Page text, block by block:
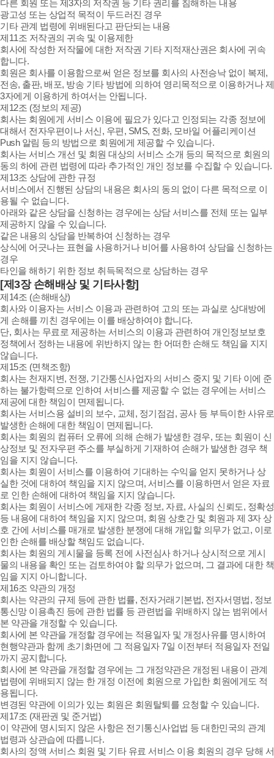
다른 회원 또는 제3자의 저작권 등 기타 권리를 침해하는 내용
광고성 또는 상업적 목적이 두드러진 경우
기타 관계 법령에 위배된다고 판단되는 내용
제11조 저작권의 귀속 및 이용제한
회사에 작성한 저작물에 대한 저작권 기타 지적재산권은 회사에 귀속
합니다.
회원은 회사를 이용함으로써 얻은 정보를 회사의 사전승낙 없이 복제,
전송, 출판, 배포, 방송 기타 방법에 의하여 영리목적으로 이용하거나 제
3자에게 이용하게 하여서는 안됩니다.
제12조 (정보의 제공)
회사는 회원에게 서비스 이용에 필요가 있다고 인정되는 각종 정보에
대해서 전자우편이나 서신, 우편, SMS, 전화, 모바일 어플리케이션
Push 알림 등의 방법으로 회원에게 제공할 수 있습니다.
회사는 서비스 개선 및 회원 대상의 서비스 소개 등의 목적으로 회원의
동의 하에 관련 법령에 따라 추가적인 개인 정보를 수집할 수 있습니다.
제13조 상담에 관한 규정
서비스에서 진행된 상담의 내용은 회사의 동의 없이 다른 목적으로 이
용될 수 없습니다.
아래와 같은 상담을 신청하는 경우에는 상담 서비스를 전체 또는 일부
제공하지 않을 수 있습니다.
같은 내용의 상담을 반복하여 신청하는 경우
상식에 어긋나는 표현을 사용하거나 비어를 사용하여 상담을 신청하는
경우
타인을 해하기 위한 정보 취득목적으로 상담하는 경우
[제3장 손해배상 및 기타사항]
제14조 (손해배상)
회사와 이용자는 서비스 이용과 관련하여 고의 또는 과실로 상대방에
게 손해를 끼친 경우에는 이를 배상하여야 합니다.
단, 회사는 무료로 제공하는 서비스의 이용과 관련하여 개인정보보호
정책에서 정하는 내용에 위반하지 않는 한 어떠한 손해도 책임을 지지
않습니다.
제15조 (면책조항)
회사는 천재지변, 전쟁, 기간통신사업자의 서비스 중지 및 기타 이에 준
하는 불가항력으로 인하여 서비스를 제공할 수 없는 경우에는 서비스
제공에 대한 책임이 면제됩니다.
회사는 서비스용 설비의 보수, 교체, 정기점검, 공사 등 부득이한 사유로
발생한 손해에 대한 책임이 면제됩니다.
회사는 회원의 컴퓨터 오류에 의해 손해가 발생한 경우, 또는 회원이 신
상정보 및 전자우편 주소를 부실하게 기재하여 손해가 발생한 경우 책
임을 지지 않습니다.
회사는 회원이 서비스를 이용하여 기대하는 수익을 얻지 못하거나 상
실한 것에 대하여 책임을 지지 않으며, 서비스를 이용하면서 얻은 자료
로 인한 손해에 대하여 책임을 지지 않습니다.
회사는 회원이 서비스에 게재한 각종 정보, 자료, 사실의 신뢰도, 정확성
등 내용에 대하여 책임을 지지 않으며, 회원 상호간 및 회원과 제 3자 상
호 간에 서비스를 매개로 발생한 분쟁에 대해 개입할 의무가 없고, 이로
인한 손해를 배상할 책임도 없습니다.
회사는 회원의 게시물을 등록 전에 사전심사 하거나 상시적으로 게시
물의 내용을 확인 또는 검토하여야 할 의무가 없으며, 그 결과에 대한 책
임을 지지 아니합니다.
제16조 약관의 개정
회사는 약관의 규제 등에 관한 법률, 전자거래기본법, 전자서명법, 정보
통신망 이용촉진 등에 관한 법률 등 관련법을 위배하지 않는 범위에서
본 약관을 개정할 수 있습니다.
회사에 본 약관을 개정할 경우에는 적용일자 및 개정사유를 명시하여
현행약관과 함께 초기화면에 그 적용일자 7일 이전부터 적용일자 전일
까지 공지합니다.
회사에 본 약관을 개정할 경우에는 그 개정약관은 개정된 내용이 관계
법령에 위배되지 않는 한 개정 이전에 회원으로 가입한 회원에게도 적
용됩니다.
변경된 약관에 이의가 있는 회원은 회원탈퇴를 요청할 수 있습니다.
제17조 (재판권 및 준거법)
이 약관에 명시되지 않은 사항은 전기통신사업법 등 대한민국의 관계
법령과 상관습에 따릅니다.
회사의 정액 서비스 회원 및 기타 유료 서비스 이용 회원의 경우 당해 서